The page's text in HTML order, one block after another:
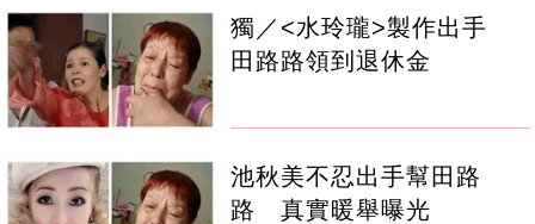
獨／<水玲瓏>製作出手
田路路領到退休金
池秋美不忍出手幫田路
路 真實暖舉曝光